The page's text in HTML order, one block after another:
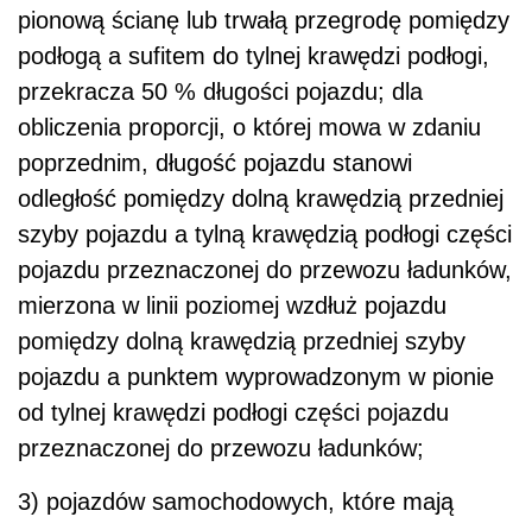
pionową ścianę lub trwałą przegrodę pomiędzy
podłogą a sufitem do tylnej krawędzi podłogi,
przekracza 50 % długości pojazdu; dla
obliczenia proporcji, o której mowa w zdaniu
poprzednim, długość pojazdu stanowi
odległość pomiędzy dolną krawędzią przedniej
szyby pojazdu a tylną krawędzią podłogi części
pojazdu przeznaczonej do przewozu ładunków,
mierzona w linii poziomej wzdłuż pojazdu
pomiędzy dolną krawędzią przedniej szyby
pojazdu a punktem wyprowadzonym w pionie
od tylnej krawędzi podłogi części pojazdu
przeznaczonej do przewozu ładunków;
3) pojazdów samochodowych, które mają